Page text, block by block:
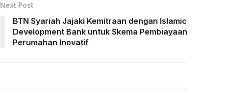
Next Post
BTN Syariah Jajaki Kemitraan dengan Islamic
Development Bank untuk Skema Pembiayaan
Perumahan Inovatif